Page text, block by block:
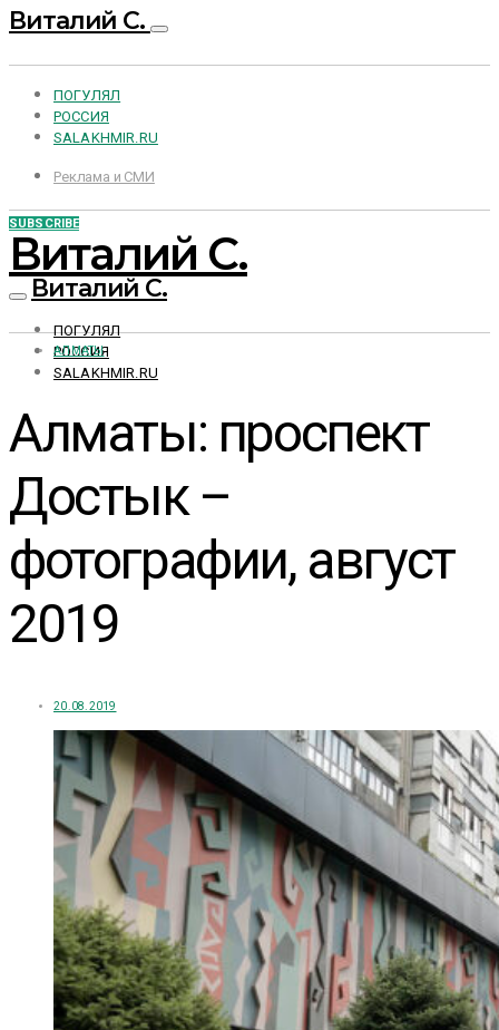
Виталий С.
ПОГУЛЯЛ
РОССИЯ
SALAKHMIR.RU
Реклама и СМИ
SUBSCRIBE
Виталий С.
Виталий С.
ПОГУЛЯЛ
РОССИЯ
SALAKHMIR.RU
АЛМАТЫ
Алматы: проспект
Достык –
фотографии, август
2019
20.08.2019